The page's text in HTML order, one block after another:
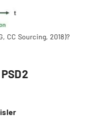
CC Sourcing, 2018)?